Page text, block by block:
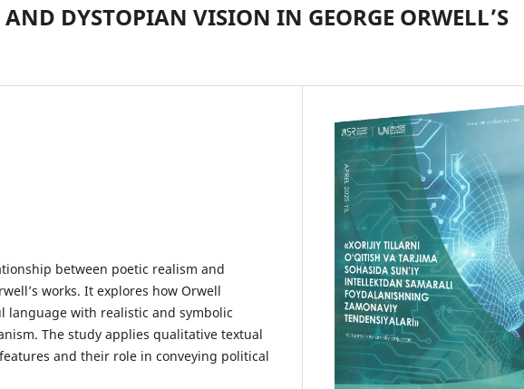
DYSTOPIAN VISION IN GEORGE ORWELL’S
between poetic realism and
works. It explores how Orwell
language with realistic and symbolic
The study applies qualitative textual
and their role in conveying political